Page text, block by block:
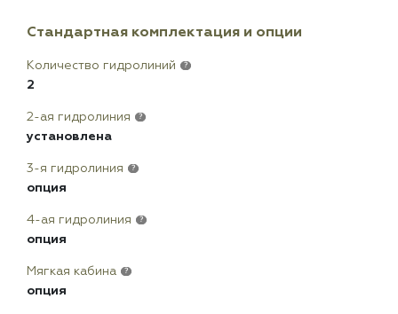
Стандартная комплектация и опции
Количество гидролиний ?
2
2-ая гидролиния ?
установлена
3-я гидролиния ?
опция
4-ая гидролиния ?
опция
Мягкая кабина ?
опция